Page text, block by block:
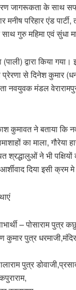
जागरूकता के साथ
परिहार एंड
गुरु महिमा एवं सुंधा
द्वारा किया
से दिनेश कुमार
नवयुवक मंडल
कुमावत ने बताया कि
का माला,
श्रद्धालुओं ने भी
दिया इसी क्रम
– पोसाराम पुत्र
कुमार पुत्र
पुत्र